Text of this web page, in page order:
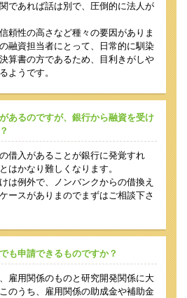
であれば話は別で、圧倒的に法人が
頼性の高さなど種々の要因がありま
融資担当者にとって、日常的に馴染
算書の方であるため、目利きがしや
ようです。
あるのですが、銀行から融資を受け
借入があることが銀行に発覚すれ
はかなり難しくなります。
は例外で、ノンバンクからの借換え
ースがありまのでまずはご相談下さ
も申請できるものですか？
雇用関係のものと研究開発関係に大
のうち、雇用関係の助成金や補助金